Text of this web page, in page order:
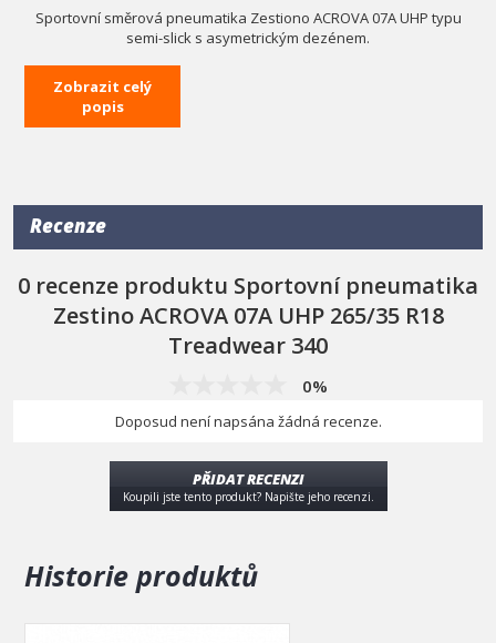
Sportovní směrová pneumatika Zestiono ACROVA 07A UHP typu
semi-slick s asymetrickým dezénem.
Model ACROVA 07A UHP byl oceněn sportovci za vynikající
ovladatelnost, přilnavost a poměr ceny k výkonu.
Ideální pro drift, určené pro mnoho kol na jedné sadě.
Index nosnosti: 93 (do 650 kg)
Při nákupu pneumatik neplatí akce "Doprava zdarma"
Zobrazit celý
popis
Recenze
0 recenze produktu Sportovní pneumatika
Zestino ACROVA 07A UHP 265/35 R18
Treadwear 340
0%
Doposud není napsána žádná recenze.
PŘIDAT RECENZI
Koupili jste tento produkt? Napište jeho recenzi.
Historie produktů